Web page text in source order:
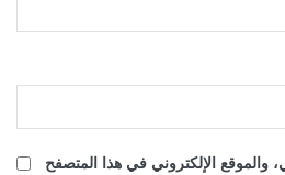
والموقع الإلكتروني في هذا المتصفح